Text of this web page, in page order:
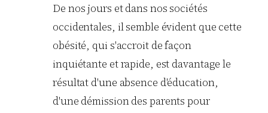
De nos jours et dans nos sociétés
occidentales, il semble évident que cette
obésité, qui s'accroit de façon
inquiétante et rapide, est davantage le
résultat d'une absence d'éducation,
d'une démission des parents pour